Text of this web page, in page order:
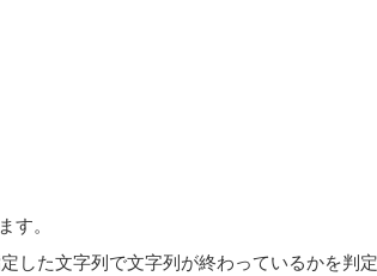
す。
た文字列で文字列が終わっているかを判定